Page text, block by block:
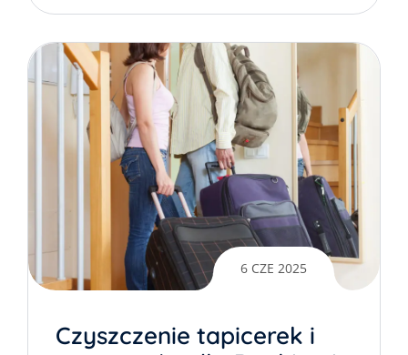
6 CZE 2025
Czyszczenie tapicerek i